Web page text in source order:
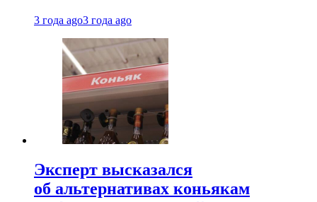
3 года ago3 года ago
Эксперт высказался
об альтернативах коньякам